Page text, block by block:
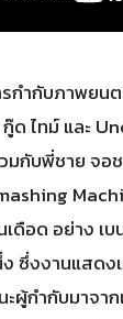
กำกับภาพยน
ด ไทม์ และ
มกับพี่ชาย จ
เดือด อย่าง
ซึ่งงานแสดงเ
ผู้กำกับมาจา